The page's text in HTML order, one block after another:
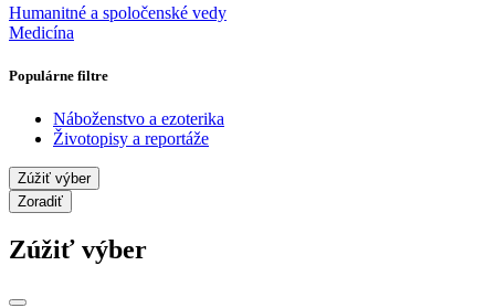
Humanitné a spoločenské vedy
Medicína
Populárne filtre
Náboženstvo a ezoterika
Životopisy a reportáže
Zúžiť výber
Zoradiť
Zúžiť výber